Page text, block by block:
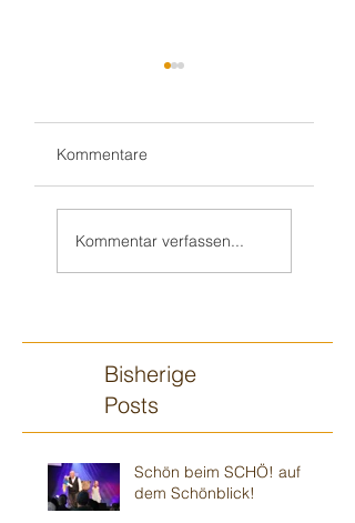
Kindergeburtstag
Kommentare
Kommentar verfassen...
Bisherige
Posts
Schön beim SCHÖ! auf
dem Schönblick!